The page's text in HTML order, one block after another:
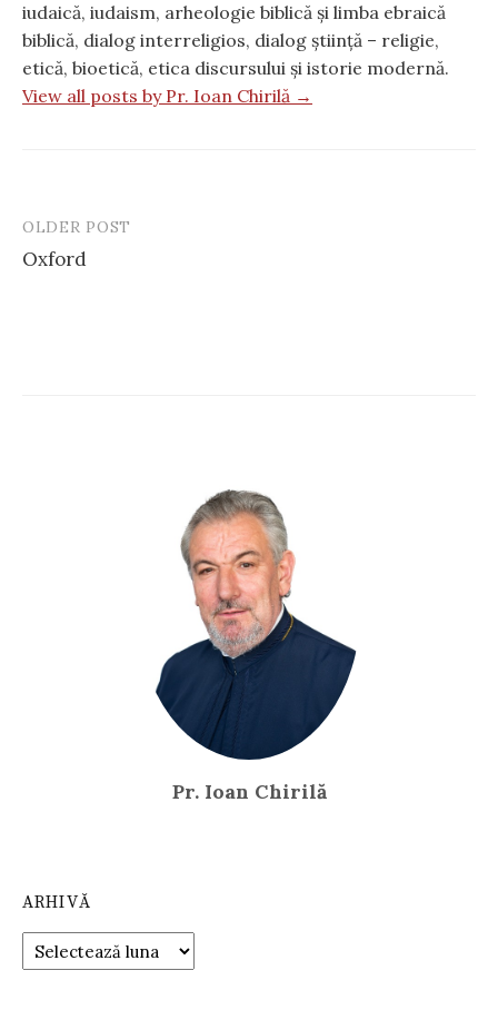
iudaică, iudaism, arheologie biblică și limba ebraică
biblică, dialog interreligios, dialog știință – religie,
etică, bioetică, etica discursului și istorie modernă.
View all posts by Pr. Ioan Chirilă →
Post
navigation
OLDER POST
Oxford
Pr. Ioan Chirilă
ARHIVĂ
Arhivă